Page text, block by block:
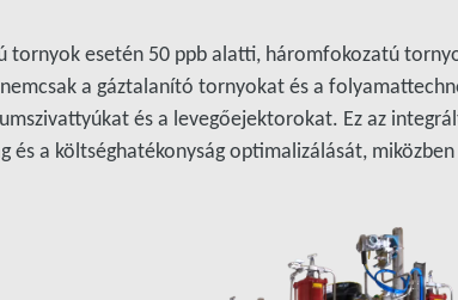
esetén 50 ppb alatti, háromfokozatú
a gáztalanító tornyokat és a
és a levegőejektorokat. Ez az
és a költséghatékonyság optimalizálását,